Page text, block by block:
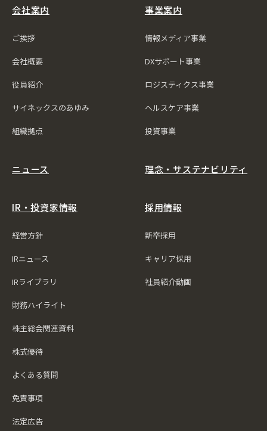
会社案内
ご挨拶
会社概要
役員紹介
サイネックスのあゆみ
組織拠点
事業案内
情報メディア事業
DXサポート事業
ロジスティクス事業
ヘルスケア事業
投資事業
ニュース
IR・投資家情報
経営方針
IRニュース
IRライブラリ
財務ハイライト
株主総会関連資料
株式優待
よくある質問
免責事項
法定広告
理念・サステナビリティ
採用情報
新卒採用
キャリア採用
社員紹介動画